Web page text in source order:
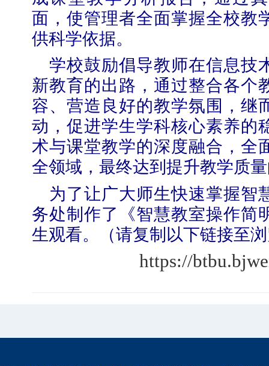
面，使管理者全面掌握全校教
供科学依据。
学校鼓励倡导教师在信息技
新教育的出路，通过整合各个
容、营造良好的教学氛围，继
动，促进学生学科核心素养的
术与课堂教学的深度融合，全
全领域，最终达到提升教学质
为了让广大师生快速掌握智
务处制作了《智慧教室操作简
生观看。（请复制以下链接至
https://